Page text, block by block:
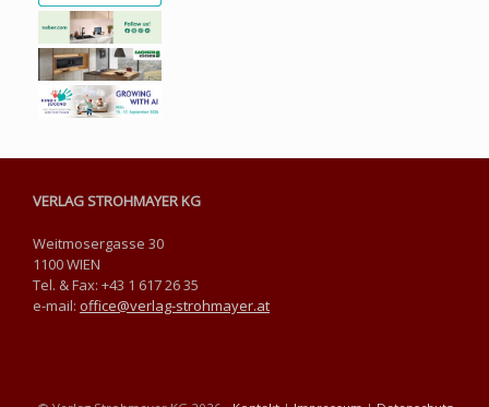
VERLAG STROHMAYER KG
Weitmosergasse 30
1100 WIEN
Tel. & Fax: +43 1 617 26 35
e-mail: office@verlag-strohmayer.at